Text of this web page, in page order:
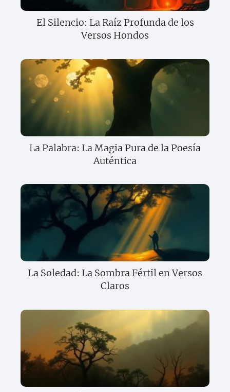
El Silencio: La Raíz Profunda de los
Versos Hondos
La Palabra: La Magia Pura de la Poesía
Auténtica
La Soledad: La Sombra Fértil en Versos
Claros